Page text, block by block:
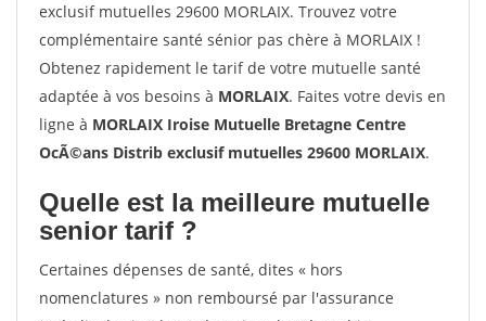
exclusif mutuelles 29600 MORLAIX. Trouvez votre
complémentaire santé sénior pas chère à MORLAIX !
Obtenez rapidement le tarif de votre mutuelle santé
adaptée à vos besoins à MORLAIX. Faites votre devis en
ligne à MORLAIX Iroise Mutuelle Bretagne Centre
OcÃ©ans Distrib exclusif mutuelles 29600 MORLAIX.
Quelle est la meilleure mutuelle
senior tarif ?
Certaines dépenses de santé, dites « hors
nomenclatures » non remboursé par l'assurance